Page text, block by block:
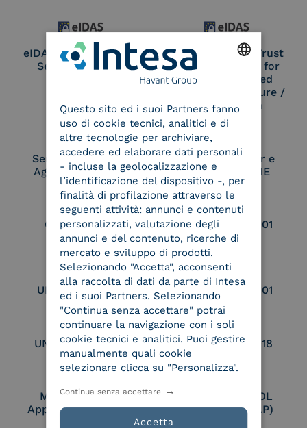
eIDAS Qualified Trust
Service Provider
eIDAS Qualified Trust
Service Provider for
Remote Qualified
Electronic Signature /
Seal Creation
Service Provider e
Aggregatore SPID
Service Provider e
Aggregatore CIE
Conservatore
qualificato
UNI EN ISO 37001
UNI EN ISO 9001 UNI EN ISO 27001
UNI EN ISO 27017 UNI EN ISO 27018
Membro Adobe
Approved Trust List
Certified PEPPOL
Access Point (AP)
ITALIAN
Questo sito ed i suoi Partners fanno
uso di cookie tecnici, analitici e di
altre tecnologie per archiviare,
accedere ed elaborare dati personali
- incluse la geolocalizzazione e
l’identificazione del dispositivo -, per
finalità di profilazione attraverso le
seguenti attività: annunci e contenuti
personalizzati, valutazione degli
annunci e del contenuto, ricerche di
mercato e sviluppo di prodotti.
Selezionando "Accetta", acconsenti
alla raccolta di dati da parte di Intesa
ed i suoi Partners. Selezionando
"Continua senza accettare" potrai
continuare la navigazione con i soli
cookie tecnici e analitici. Puoi gestire
manualmente quali cookie
selezionare clicca su "Personalizza".
Accetta
Continua senza accettare